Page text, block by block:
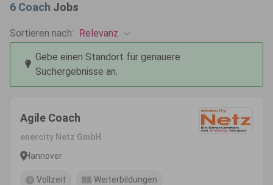
6 Coach Jobs
Sortieren nach: Relevanz
Gebe einen Standort für genauere
Suchergebnisse an.
Agile Coach
enercity Netz GmbH
Hannover
Vollzeit Weiterbildungen